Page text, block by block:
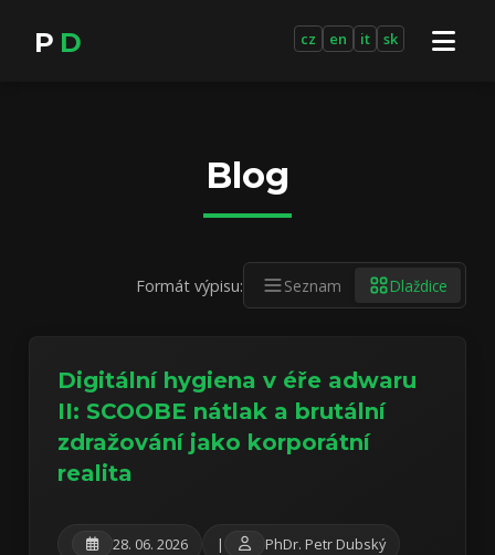
P D cz en it sk
Blog
Formát výpisu: Seznam Dlaždice
Digitální hygiena v éře adwaru
II: SCOOBE nátlak a brutální
zdražování jako korporátní
realita
28. 06. 2026 | PhDr. Petr Dubský